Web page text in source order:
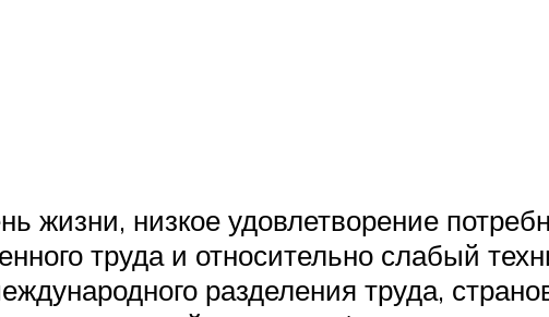
жизни, низкое удовлетворение
труда и относительно слабый
разделения труда,